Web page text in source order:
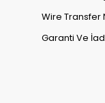
Wire Transfer
Garanti Ve